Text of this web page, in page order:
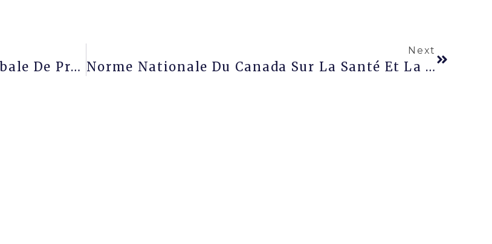
Travail Isolé, Pour Une Démarche Globale De Prévention
Next
Norme Nationale Du Canada Sur La Santé Et La Sécurité Psychologiques En Milieu De Travail